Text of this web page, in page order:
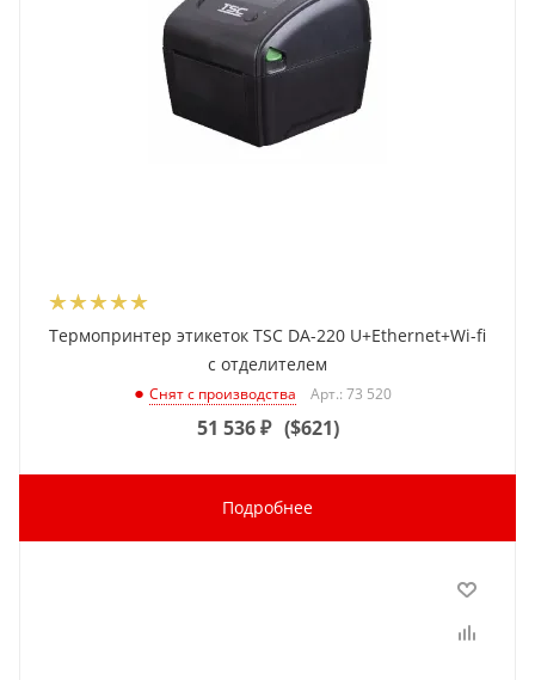
Термопринтер этикеток TSC DA-220 U+Ethernet+Wi-fi
с отделителем
Снят с производства Арт.: 73 520
51 536₽ ($621)
Подробнее